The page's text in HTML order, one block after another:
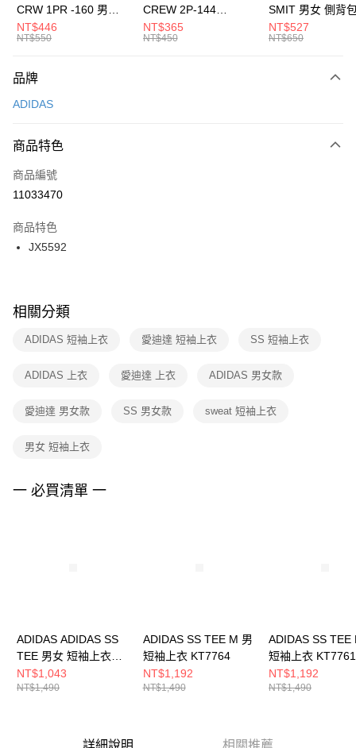
元大商業銀行
台灣樂天信用卡公司
全盈+PAY
AFTEE先享後付
【關於「AFTEE先享後付」】
便利好安心！
３．安心：先確認商品／服務後，再付款。
【「AFTEE先享後付」結帳流程】
１．於結帳方式選擇「AFTEE先享後付」後，將跳轉至「AFTEE先享後付」
２．訂單成立數日內，您將收到繳費通知簡訊。
３．收到繳費通知簡訊後14天內，點擊此簡訊中的連結，可透過四大超商／
ATM／網路銀行／等多元方式進行付款，方視為交易完成。
※ 交易是否成功請以「AFTEE先享後付 」之結帳頁面顯示為準，若有關於
是否繳費成功／繳費後需取消欲退款等相關疑問，請聯繫「AFTEE先享後付
客戶支援中心」https://netprotections.freshdesk.com/support/home
１．透過由恩沛科技股份有限公司提供之「AFTEE先享後付」服務完成之交
權轉讓予恩沛科技股份有限公司。
３．未成年的使用者請事先徵得法定代理人或監護人之同意方可使用
４．使用「AFTEE先享後付」時，將依據個別帳號之用戶狀況，依本公司即
運送方式
每筆NT$100，滿NT$1,500(含以上)免運費
宅配
每筆NT$100，滿NT$1,500(含以上)免運費
付款後門市自取
每筆NT$100，滿NT$1,500(含以上)免運費
CRW 1PR -160 男女
中統襪 FZ3393100
NT$446
NT$550
CREW 2P-144
EMBRDY 男女 短統襪
FZ3073133
NT$365
NT$450
SMIT 男女 側背
BA5871010
NT$527
NT$650
品牌
ADIDAS
商品特色
商品編號
11033470
商品特色
JX5592
相關分類
ADIDAS 短袖上衣 愛迪達 短袖上衣 SS 短袖上衣
ADIDAS 上衣 愛迪達 上衣 ADIDAS 男女款
愛迪達 男女款 SS 男女款 sweat 短袖上衣
男女 短袖上衣
一 必買清單 一
ADIDAS ADIDAS SS
TEE 男女 短袖上衣
JX5574
NT$1,043
NT$1,490
ADIDAS SS TEE M 男
短袖上衣 KT7764
NT$1,192
NT$1,490
ADIDAS SS TEE
短袖上衣 KT7761
NT$1,192
NT$1,490
詳細說明 相關推薦